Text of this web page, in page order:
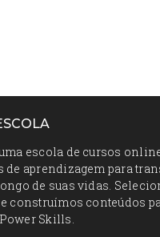
escola de cursos
de aprendizagem para
de suas vidas.
construímos conteúdos
Skills.